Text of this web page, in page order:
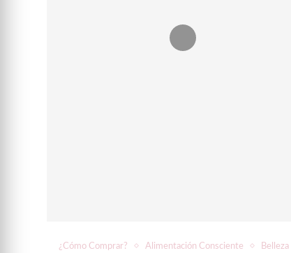
¿Cómo Comprar? Alimentación Consciente Belleza